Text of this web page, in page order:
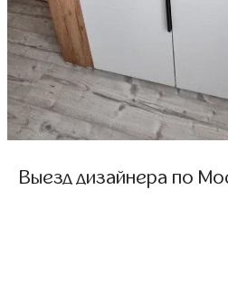
Выезд дизайнера по